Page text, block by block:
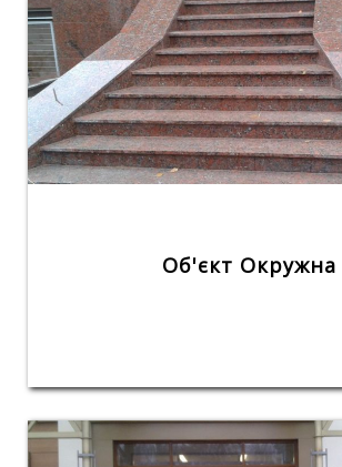
Об'єкт Окружна